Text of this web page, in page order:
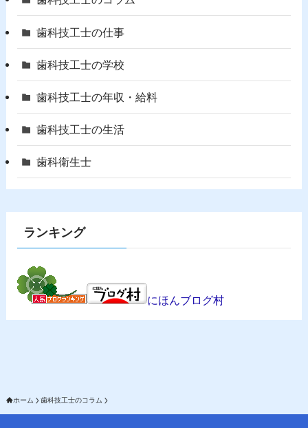
歯科技工士の仕事
歯科技工士の学校
歯科技工士の年収・給料
歯科技工士の生活
歯科衛生士
ランキング
にほんブログ村
ホーム 歯科技工士のコラム